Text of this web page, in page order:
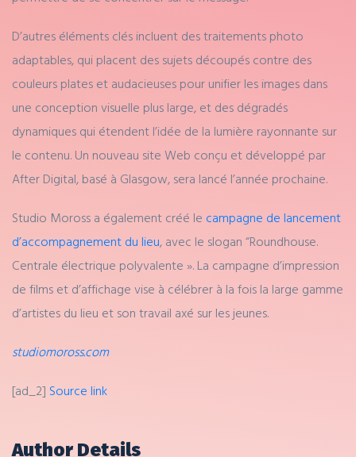
D’autres éléments clés incluent des traitements photo
adaptables, qui placent des sujets découpés contre des
couleurs plates et audacieuses pour unifier les images dans
une conception visuelle plus large, et des dégradés
dynamiques qui étendent l’idée de la lumière rayonnante sur
le contenu. Un nouveau site Web conçu et développé par
After Digital, basé à Glasgow, sera lancé l’année prochaine.
Studio Moross a également créé le campagne de lancement
d’accompagnement du lieu, avec le slogan “Roundhouse.
Centrale électrique polyvalente ». La campagne d’impression
de films et d’affichage vise à célébrer à la fois la large gamme
d’artistes du lieu et son travail axé sur les jeunes.
studiomoross.com
[ad_2] Source link
Author Details